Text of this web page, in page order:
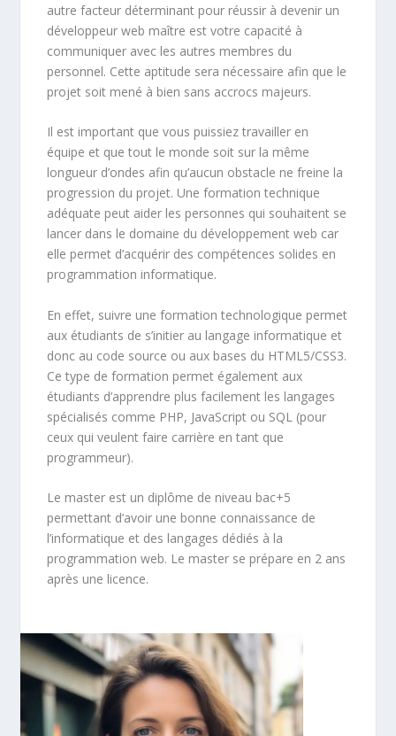
autre facteur déterminant pour réussir à devenir un
développeur web maître est votre capacité à
communiquer avec les autres membres du
personnel. Cette aptitude sera nécessaire afin que le
projet soit mené à bien sans accrocs majeurs.
Il est important que vous puissiez travailler en
équipe et que tout le monde soit sur la même
longueur d’ondes afin qu’aucun obstacle ne freine la
progression du projet. Une formation technique
adéquate peut aider les personnes qui souhaitent se
lancer dans le domaine du développement web car
elle permet d’acquérir des compétences solides en
programmation informatique.
En effet, suivre une formation technologique permet
aux étudiants de s’initier au langage informatique et
donc au code source ou aux bases du HTML5/CSS3.
Ce type de formation permet également aux
étudiants d’apprendre plus facilement les langages
spécialisés comme PHP, JavaScript ou SQL (pour
ceux qui veulent faire carrière en tant que
programmeur).
Le master est un diplôme de niveau bac+5
permettant d’avoir une bonne connaissance de
l’informatique et des langages dédiés à la
programmation web. Le master se prépare en 2 ans
après une licence.